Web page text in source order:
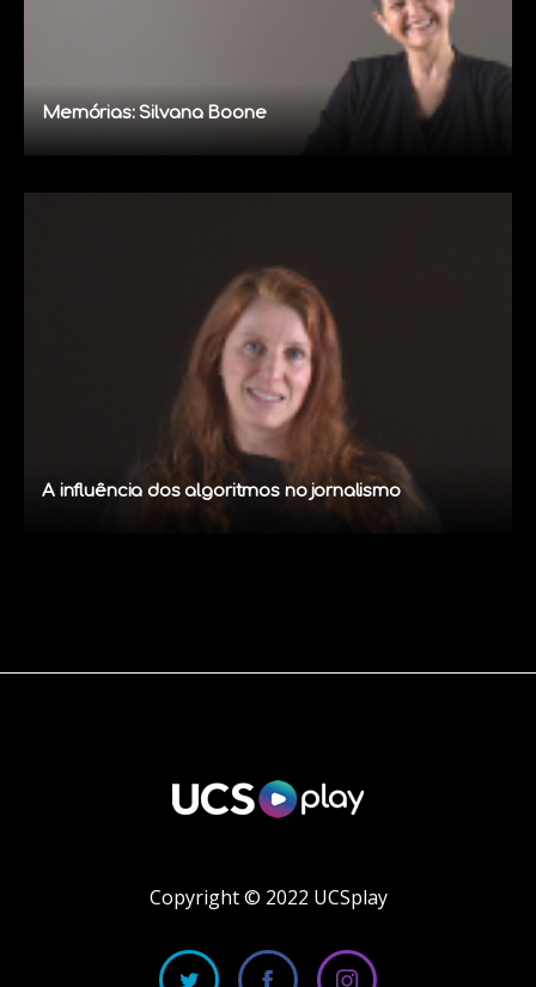
Memórias: Silvana Boone
A influência dos algoritmos no jornalismo
Copyright © 2022 UCSplay